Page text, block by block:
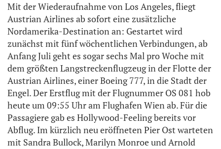
Mit der Wiederaufnahme von Los Angeles, fliegt
Austrian Airlines ab sofort eine zusätzliche
Nordamerika-Destination an: Gestartet wird
zunächst mit fünf wöchentlichen Verbindungen, ab
Anfang Juli geht es sogar sechs Mal pro Woche mit
dem größten Langstreckenflugzeug in der Flotte der
Austrian Airlines, einer Boeing 777, in die Stadt der
Engel. Der Erstflug mit der Flugnummer OS 081 hob
heute um 09:55 Uhr am Flughafen Wien ab. Für die
Passagiere gab es Hollywood-Feeling bereits vor
Abflug. Im kürzlich neu eröffneten Pier Ost warteten
mit Sandra Bullock, Marilyn Monroe und Arnold